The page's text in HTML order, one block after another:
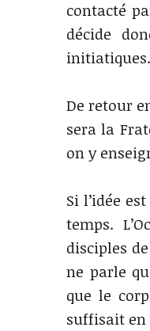
contacté
décide
initiatiques.
De retour
sera la
on y
Si l’idée
temps.
disciples
ne parle
que le
suffisait en